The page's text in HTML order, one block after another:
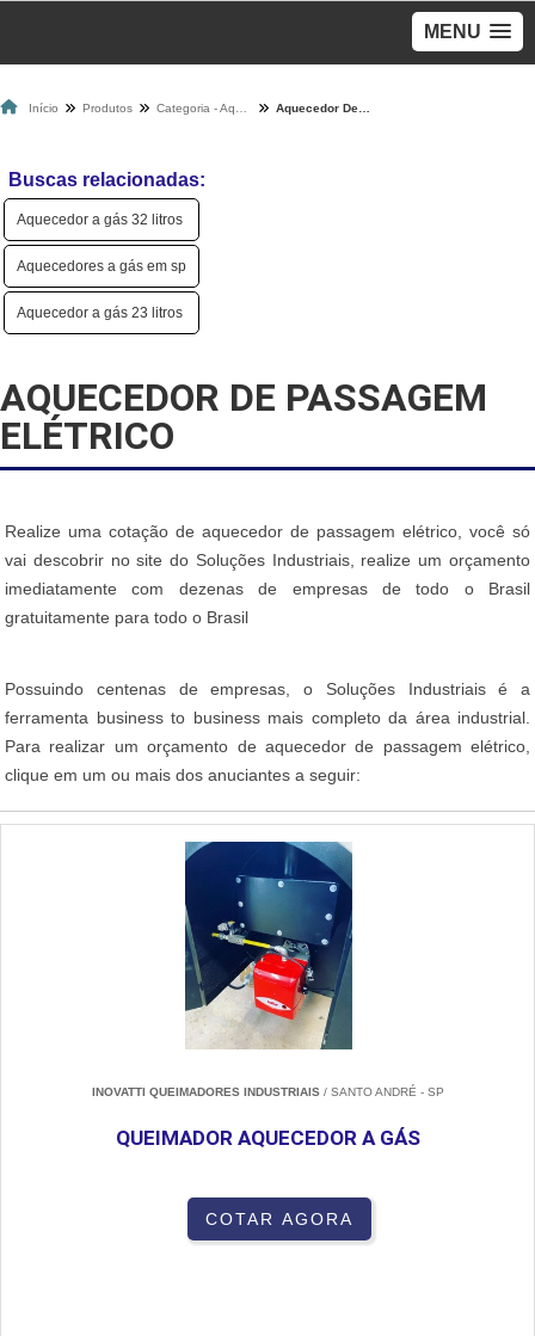
MENU
Início Produtos
Buscas relacionadas:
Aquecedor a gás 32 litros
Aquecedores a gás em sp
Aquecedor a gás 23 litros
AQUECEDOR DE PASSAGEM
ELÉTRICO
Realize uma cotação de aquecedor de passagem elétrico, você só
vai descobrir no site do Soluções Industriais, realize um orçamento
imediatamente com dezenas de empresas de todo o Brasil
gratuitamente para todo o Brasil
Possuindo centenas de empresas, o Soluções Industriais é a
ferramenta business to business mais completo da área industrial.
Para realizar um orçamento de aquecedor de passagem elétrico,
clique em um ou mais dos anuciantes a seguir:
INOVATTI QUEIMADORES INDUSTRIAIS/ SANTO ANDRÉ - SP
QUEIMADOR AQUECEDOR A GÁS
COTAR AGORA